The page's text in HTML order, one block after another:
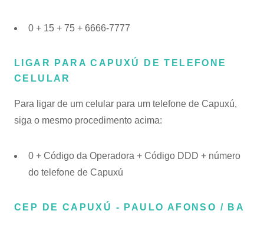
0 + 15 + 75 + 6666-7777
LIGAR PARA CAPUXÚ DE TELEFONE
CELULAR
Para ligar de um celular para um telefone de Capuxú,
siga o mesmo procedimento acima:
0 + Código da Operadora + Código DDD + número
do telefone de Capuxú
CEP DE CAPUXÚ - PAULO AFONSO / BA